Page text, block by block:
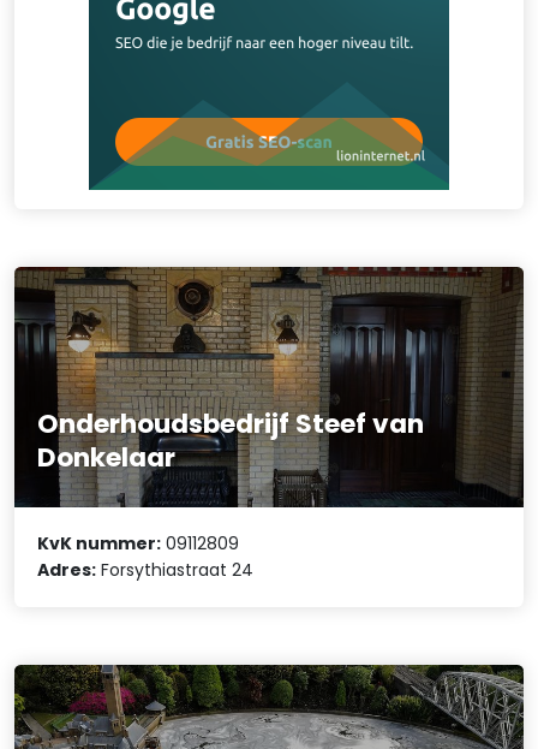
Onderhoudsbedrijf Steef van
Donkelaar
KvK nummer: 09112809
Adres: Forsythiastraat 24